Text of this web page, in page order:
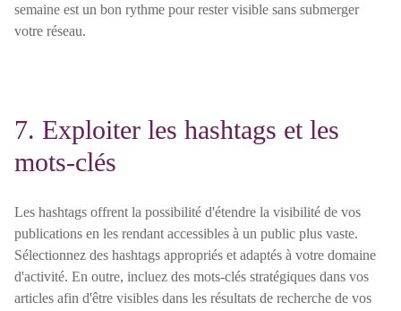
semaine est un bon rythme pour rester visible sans submerger
votre réseau.
7. Exploiter les hashtags et les
mots-clés
Les hashtags offrent la possibilité d'étendre la visibilité de vos
publications en les rendant accessibles à un public plus vaste.
Sélectionnez des hashtags appropriés et adaptés à votre domaine
d'activité. En outre, incluez des mots-clés stratégiques dans vos
articles afin d'être visibles dans les résultats de recherche de vos